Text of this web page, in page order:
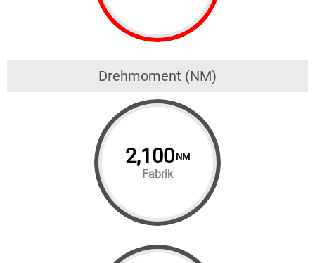
Drehmoment (NM)
2,100 NM
Fabrik